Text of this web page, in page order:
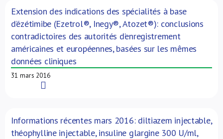
Extension des indications des spécialités à base
d’ézétimibe (Ezetrol®, Inegy®, Atozet®): conclusions
contradictoires des autorités d’enregistrement
américaines et européennes, basées sur les mêmes
données cliniques
31 mars 2016
Informations récentes mars 2016: diltiazem injectable,
théophylline injectable, insuline glargine 300 U/ml,